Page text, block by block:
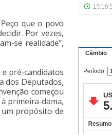
que o povo
Por vezes,
se realidade”,
pré-candidatos
dos Deputados,
começou
primeira-dama,
propósito de